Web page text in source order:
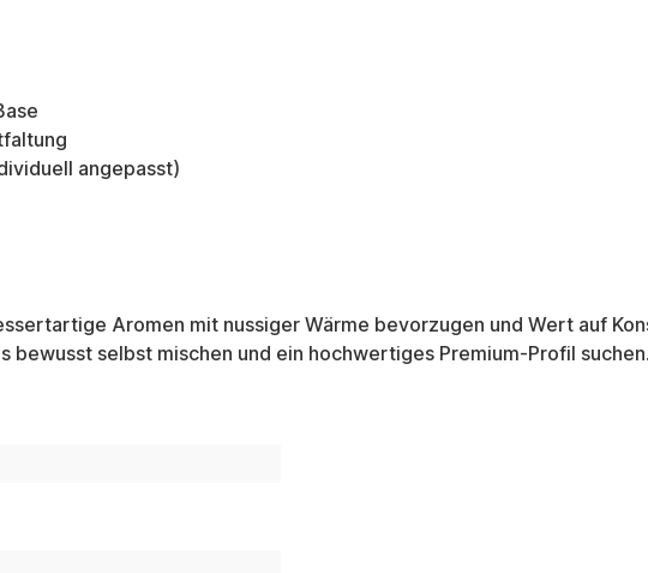
angepasst)
Aromen mit nussiger Wärme bevorzugen und Wert auf
bewusst selbst mischen und ein hochwertiges Premium-Profil suchen.